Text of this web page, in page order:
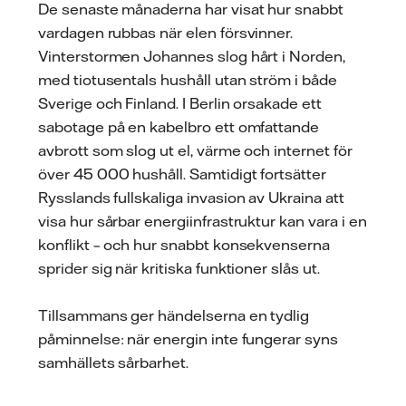
De senaste månaderna har visat hur snabbt
vardagen rubbas när elen försvinner.
Vinterstormen Johannes slog hårt i Norden,
med tiotusentals hushåll utan ström i både
Sverige och Finland. I Berlin orsakade ett
sabotage på en kabelbro ett omfattande
avbrott som slog ut el, värme och internet för
över 45 000 hushåll. Samtidigt fortsätter
Rysslands fullskaliga invasion av Ukraina att
visa hur sårbar energiinfrastruktur kan vara i en
konflikt – och hur snabbt konsekvenserna
sprider sig när kritiska funktioner slås ut.
Tillsammans ger händelserna en tydlig
påminnelse: när energin inte fungerar syns
samhällets sårbarhet.